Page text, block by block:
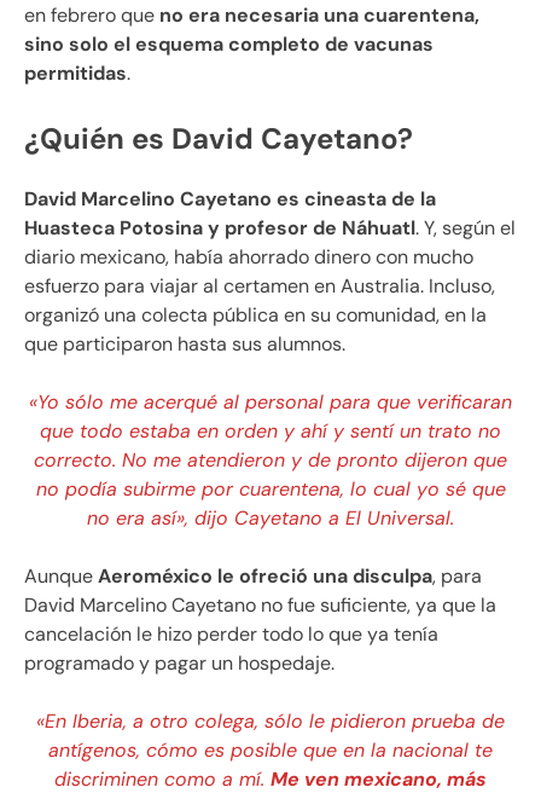
en febrero que no era necesaria una cuarentena,
sino solo el esquema completo de vacunas
permitidas.
¿Quién es David Cayetano?
David Marcelino Cayetano es cineasta de la
Huasteca Potosina y profesor de Náhuatl. Y, según el
diario mexicano, había ahorrado dinero con mucho
esfuerzo para viajar al certamen en Australia. Incluso,
organizó una colecta pública en su comunidad, en la
que participaron hasta sus alumnos.
«Yo sólo me acerqué al personal para que verificaran
que todo estaba en orden y ahí y sentí un trato no
correcto. No me atendieron y de pronto dijeron que
no podía subirme por cuarentena, lo cual yo sé que
no era así», dijo Cayetano a El Universal.
AunqueAeroméxico le ofreció una disculpa, para
David Marcelino Cayetano no fue suficiente, ya que la
cancelación le hizo perder todo lo que ya tenía
programado y pagar un hospedaje.
«En Iberia, a otro colega, sólo le pidieron prueba de
antígenos, cómo es posible que en la nacional te
discriminen como a mí. Me ven mexicano, más